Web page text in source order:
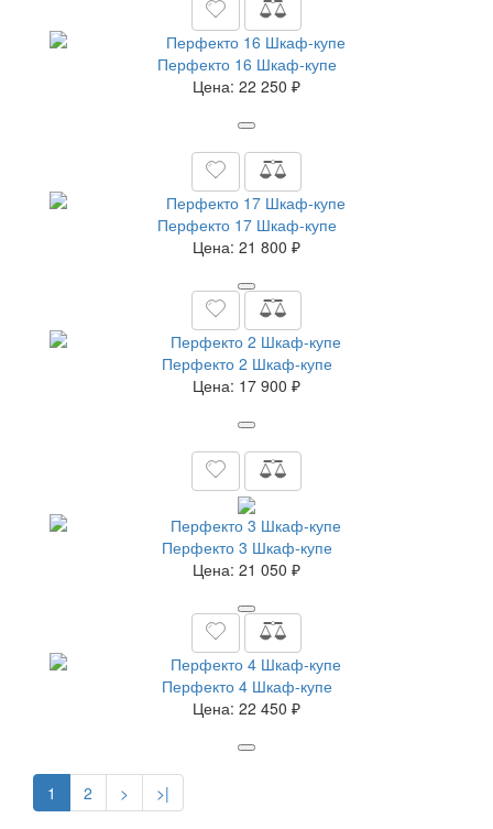
Перфекто 16 Шкаф-купе
Цена: 22 250 ₽
Перфекто 17 Шкаф-купе
Цена: 21 800 ₽
Перфекто 2 Шкаф-купе
Цена: 17 900 ₽
Перфекто 3 Шкаф-купе
Цена: 21 050 ₽
Перфекто 4 Шкаф-купе
Цена: 22 450 ₽
1 2 > >|